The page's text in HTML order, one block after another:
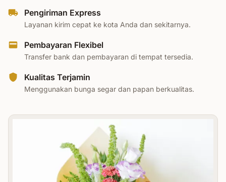
Pengiriman Express
Layanan kirim cepat ke kota Anda dan sekitarnya.
Pembayaran Flexibel
Transfer bank dan pembayaran di tempat tersedia.
Kualitas Terjamin
Menggunakan bunga segar dan papan berkualitas.